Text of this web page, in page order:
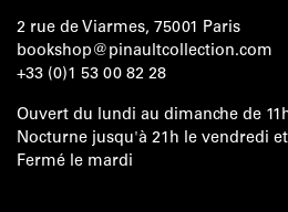
2 rue de Viarmes, 75001 Paris
bookshop@pinaultcollection.com
+33 (0)1 53 00 82 28
Ouvert du lundi au dimanche de
Nocturne jusqu'à 21h le vendredi
Fermé le mardi